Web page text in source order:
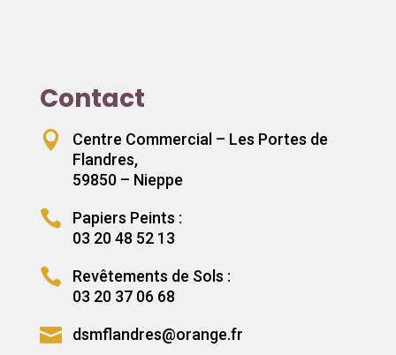
Contact

Centre Commercial – Les Portes de
Flandres,
59850 – Nieppe

Papiers Peints :
03 20 48 52 13

Revêtements de Sols :
03 20 37 06 68
 dsmflandres@orange.fr